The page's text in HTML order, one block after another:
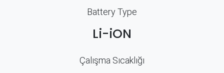
Battery Type
Li-iON
Çalışma Sıcaklığı